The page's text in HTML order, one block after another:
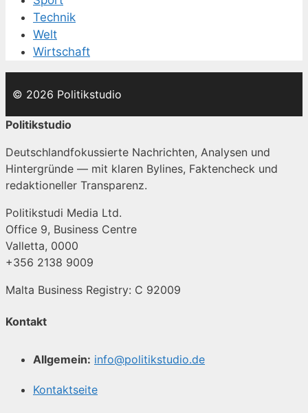
Technik
Welt
Wirtschaft
© 2026 Politikstudio
Politikstudio
Deutschlandfokussierte Nachrichten, Analysen und
Hintergründe — mit klaren Bylines, Faktencheck und
redaktioneller Transparenz.
Politikstudi Media Ltd.
Office 9, Business Centre
Valletta, 0000
+356 2138 9009
Malta Business Registry: C 92009
Kontakt
Allgemein: info@politikstudio.de
Kontaktseite